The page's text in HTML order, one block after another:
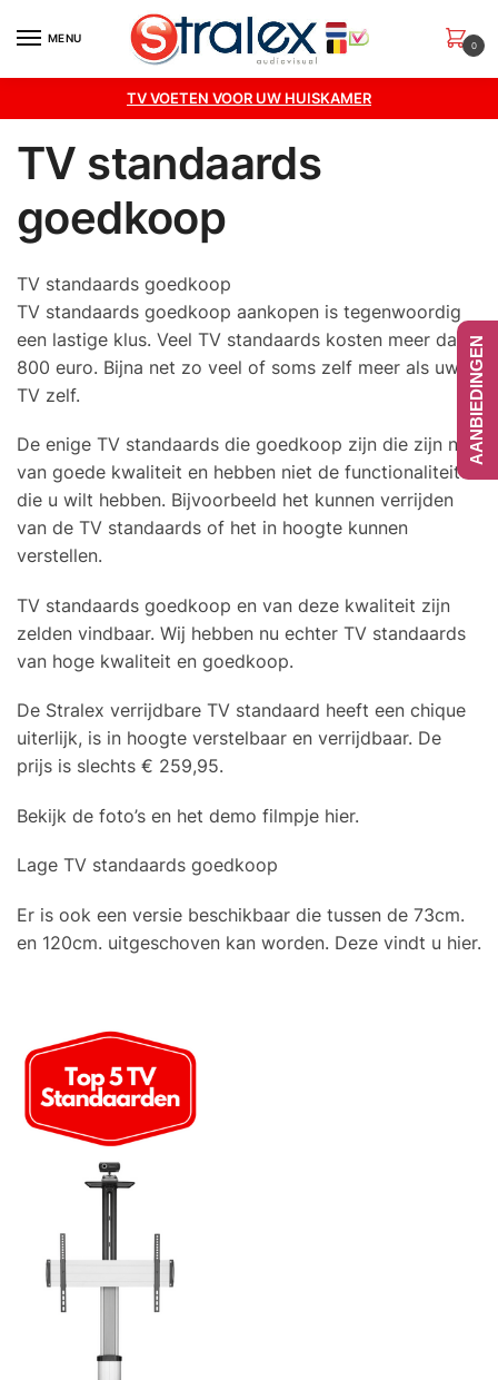
MENU
0
TV VOETEN VOOR UW HUISKAMER
TV standaards
goedkoop
TV standaards goedkoop
TV standaards goedkoop aankopen is tegenwoordig
een lastige klus. Veel TV standaards kosten meer dan
800 euro. Bijna net zo veel of soms zelf meer als uw
TV zelf.
De enige TV standaards die goedkoop zijn die zijn niet
van goede kwaliteit en hebben niet de functionaliteiten
die u wilt hebben. Bijvoorbeeld het kunnen verrijden
van de TV standaards of het in hoogte kunnen
verstellen.
TV standaards goedkoop en van deze kwaliteit zijn
zelden vindbaar. Wij hebben nu echter TV standaards
van hoge kwaliteit en goedkoop.
De Stralex verrijdbare TV standaard heeft een chique
uiterlijk, is in hoogte verstelbaar en verrijdbaar. De
prijs is slechts € 259,95.
Bekijk de foto’s en het demo filmpje hier.
Lage TV standaards goedkoop
Er is ook een versie beschikbaar die tussen de 73cm.
en 120cm. uitgeschoven kan worden. Deze vindt u hier.
AANBIEDINGEN